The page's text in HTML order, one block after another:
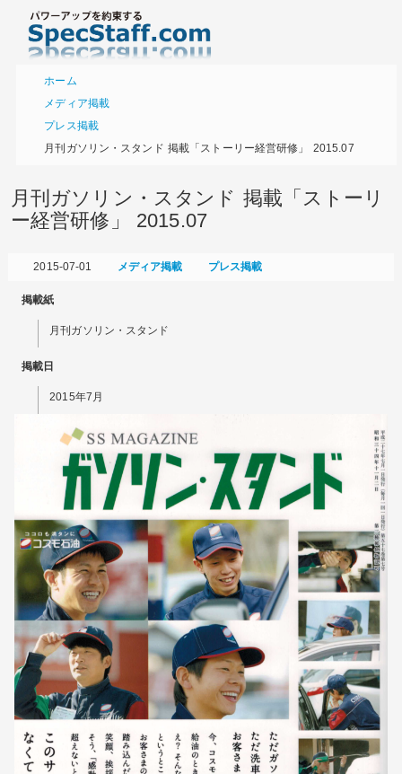
ホーム
メディア掲載
プレス掲載
月刊ガソリン・スタンド 掲載「ストーリー経営研修」 2015.07
月刊ガソリン・スタンド 掲載「ストーリ
ー経営研修」 2015.07
2015-07-01 メディア掲載 プレス掲載
掲載紙
月刊ガソリン・スタンド
掲載日
2015年7月